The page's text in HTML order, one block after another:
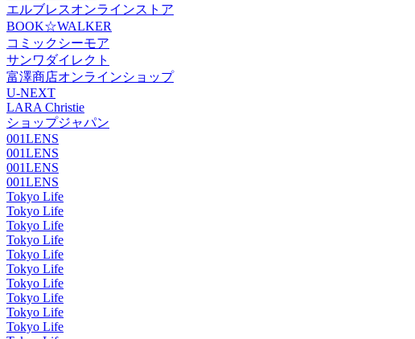
エルブレスオンラインストア
BOOK☆WALKER
コミックシーモア
サンワダイレクト
富澤商店オンラインショップ
U-NEXT
LARA Christie
ショップジャパン
001LENS
001LENS
001LENS
001LENS
Tokyo Life
Tokyo Life
Tokyo Life
Tokyo Life
Tokyo Life
Tokyo Life
Tokyo Life
Tokyo Life
Tokyo Life
Tokyo Life